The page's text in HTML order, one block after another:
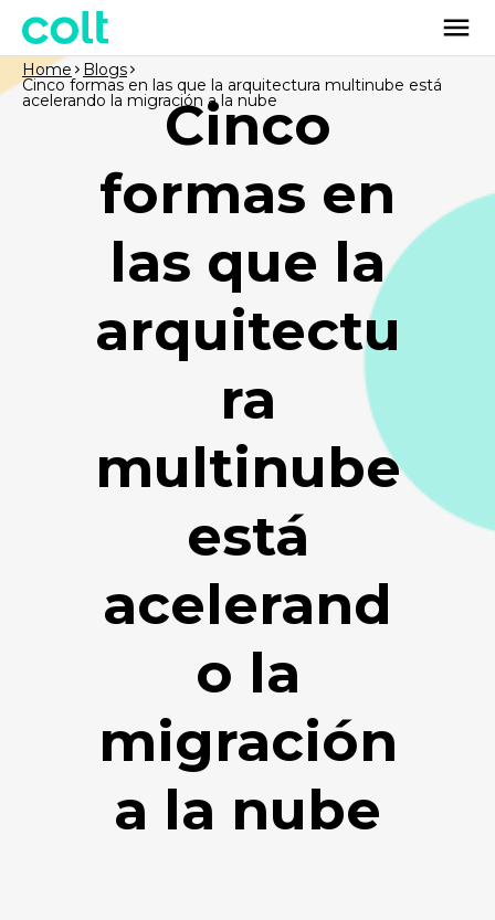
Cinco
formas en
las que la
arquitectu
ra
multinube
está
acelerand
o la
migración
a la nube
Home Blogs
Cinco formas en las que la arquitectura multinube está
acelerando la migración a la nube